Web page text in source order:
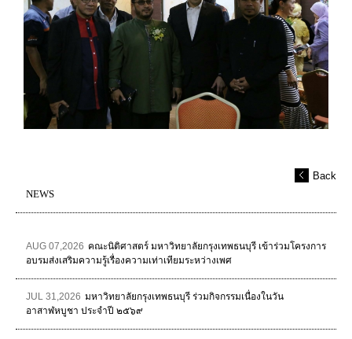
Back
NEWS
AUG 07,2026 คณะนิติศาสตร์ มหาวิทยาลัยกรุงเทพธนบุรี เข้าร่วมโครงการ
อบรมส่งเสริมความรู้เรื่องความเท่าเทียมระหว่างเพศ
JUL 31,2026 มหาวิทยาลัยกรุงเทพธนบุรี ร่วมกิจกรรมเนื่องในวัน
อาสาฬหบูชา ประจำปี ๒๕๖๙